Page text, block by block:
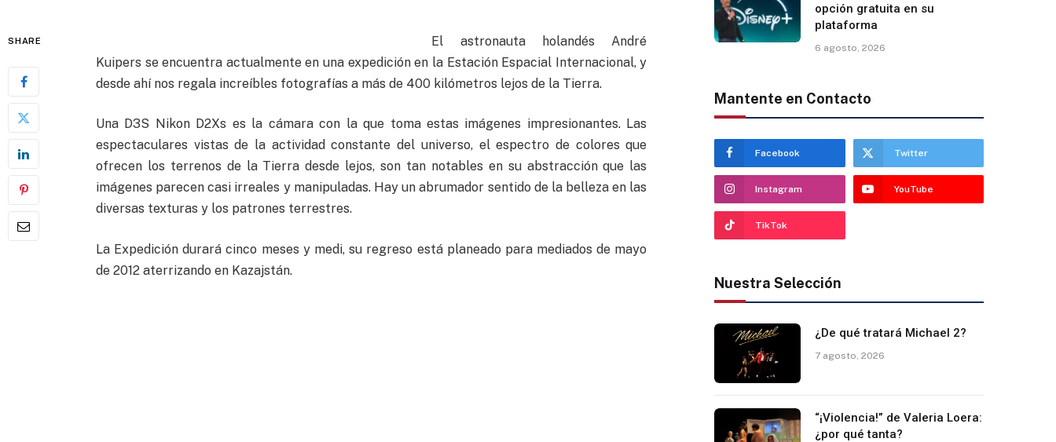
SHARE
El astronauta holandés André
Kuipers se encuentra actualmente en una expedición en la Estación Espacial Internacional, y
desde ahí nos regala increíbles fotografías a más de 400 kilómetros lejos de la Tierra.
Una D3S Nikon D2Xs es la cámara con la que toma estas imágenes impresionantes. Las
espectaculares vistas de la actividad constante del universo, el espectro de colores que
ofrecen los terrenos de la Tierra desde lejos, son tan notables en su abstracción que las
imágenes parecen casi irreales y manipuladas. Hay un abrumador sentido de la belleza en las
diversas texturas y los patrones terrestres.
La Expedición durará cinco meses y medi, su regreso está planeado para mediados de mayo
de 2012 aterrizando en Kazajstán.
opción gratuita en su
plataforma
6 agosto, 2026
Mantente en Contacto
Facebook Twitter
Instagram YouTube
TikTok
Nuestra Selección
¿De qué tratará Michael 2?
7 agosto, 2026
“¡Violencia!” de Valeria Loera:
¿por qué tanta?